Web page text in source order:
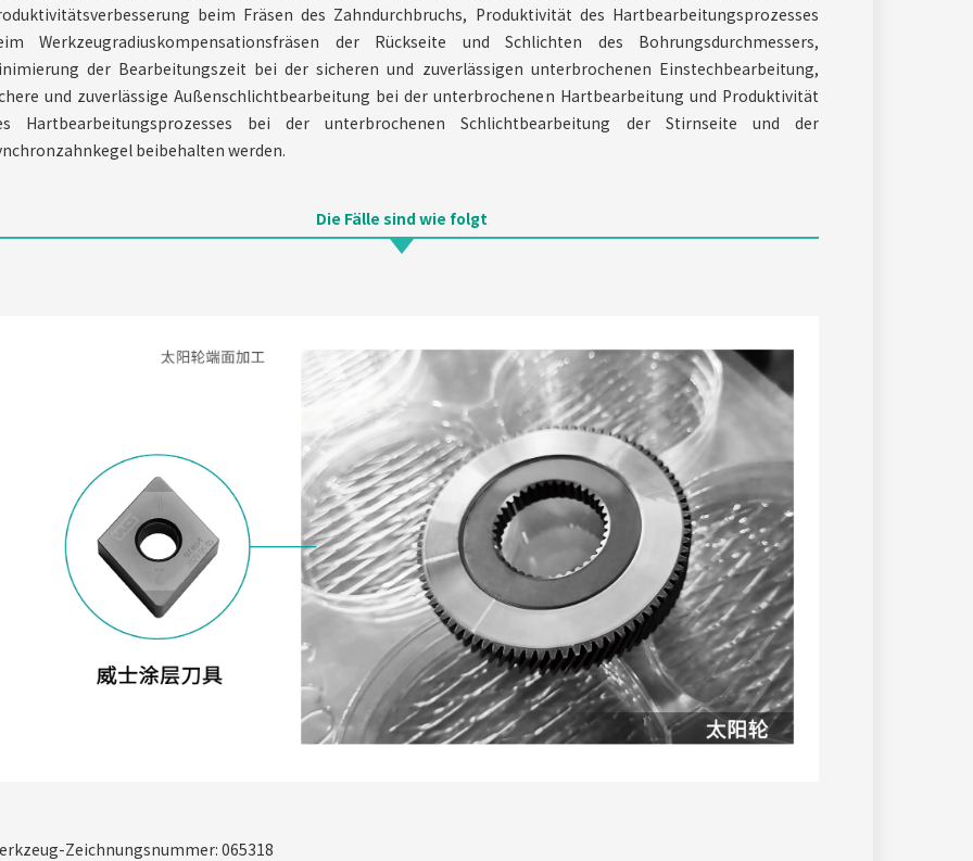
beim Fräsen des Zahndurchbruchs, Produktivität des Hartbearbeitungsprozesses
Werkzeugradiuskompensationsfräsen der Rückseite und Schlichten des Bohrungsdurchmessers,
der Bearbeitungszeit bei der sicheren und zuverlässigen unterbrochenen Einstechbearbeitung,
und zuverlässige Außenschlichtbearbeitung bei der unterbrochenen Hartbearbeitung und Produktivität
Hartbearbeitungsprozesses bei der unterbrochenen Schlichtbearbeitung der Stirnseite und der
beibehalten werden.
Die Fälle sind wie folgt
Zeichnungsnummer: 065318